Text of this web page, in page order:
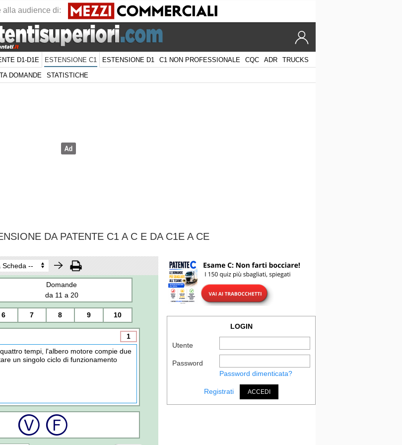
D1-D1E ESTENSIONE C1 ESTENSIONE D1 C1 NON PROFESSIONALE CQC ADR TRUCKS
DOMANDE STATISTICHE
DA PATENTE C1 A C E DA C1E A CE
Domande
da 11 a 20
6 7 8 9 10
1
tempi, l'albero motore compie due
un singolo ciclo di funzionamento
LOGIN
Utente
Password
Password dimenticata?
Registrati ACCEDI
alla audience di: